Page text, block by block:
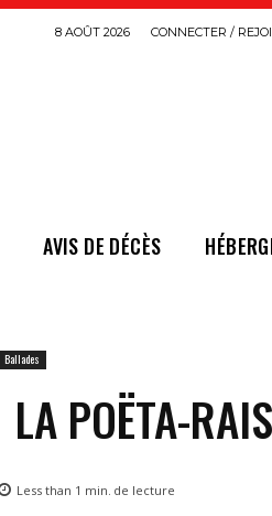
8 AOÛT 2026 CONNECTER /
AVIS DE DÉCÈS
Ballades
LA POËTA-
Less than 1 min. de lecture